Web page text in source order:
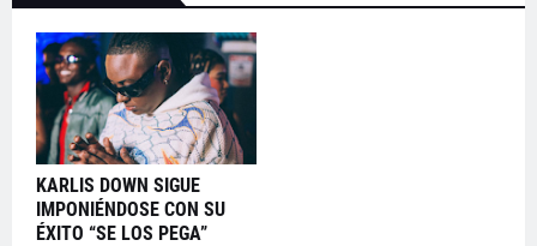
KARLIS DOWN SIGUE
IMPONIÉNDOSE CON SU
ÉXITO “SE LOS PEGA”